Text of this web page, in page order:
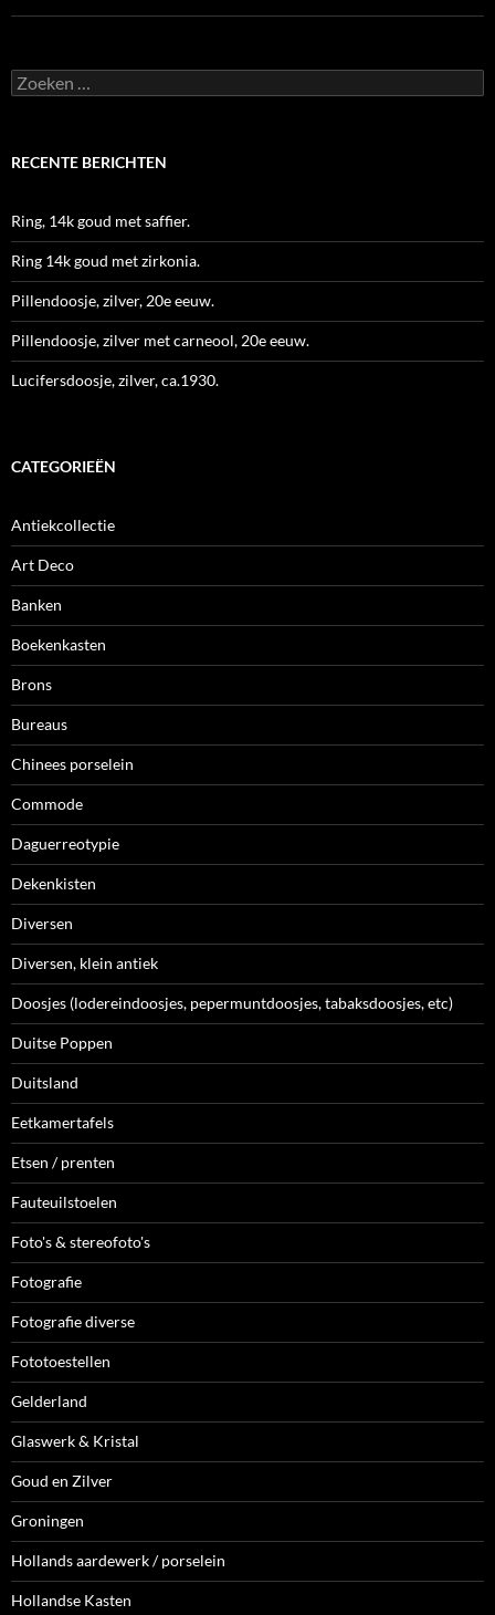
Zoeken
naar:
RECENTE BERICHTEN
Ring, 14k goud met saffier.
Ring 14k goud met zirkonia.
Pillendoosje, zilver, 20e eeuw.
Pillendoosje, zilver met carneool, 20e eeuw.
Lucifersdoosje, zilver, ca.1930.
CATEGORIEËN
Antiekcollectie
Art Deco
Banken
Boekenkasten
Brons
Bureaus
Chinees porselein
Commode
Daguerreotypie
Dekenkisten
Diversen
Diversen, klein antiek
Doosjes (lodereindoosjes, pepermuntdoosjes, tabaksdoosjes, etc)
Duitse Poppen
Duitsland
Eetkamertafels
Etsen / prenten
Fauteuilstoelen
Foto's & stereofoto's
Fotografie
Fotografie diverse
Fototoestellen
Gelderland
Glaswerk & Kristal
Goud en Zilver
Groningen
Hollands aardewerk / porselein
Hollandse Kasten